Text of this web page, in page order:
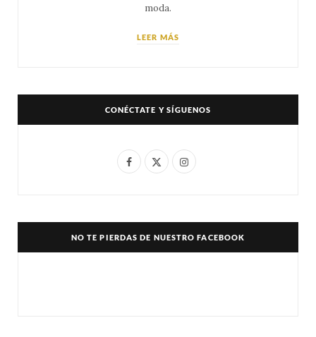
moda.
LEER MÁS
CONÉCTATE Y SÍGUENOS
F
e
X
w
I
t
NO TE PIERDAS DE NUESTRO FACEBOOK